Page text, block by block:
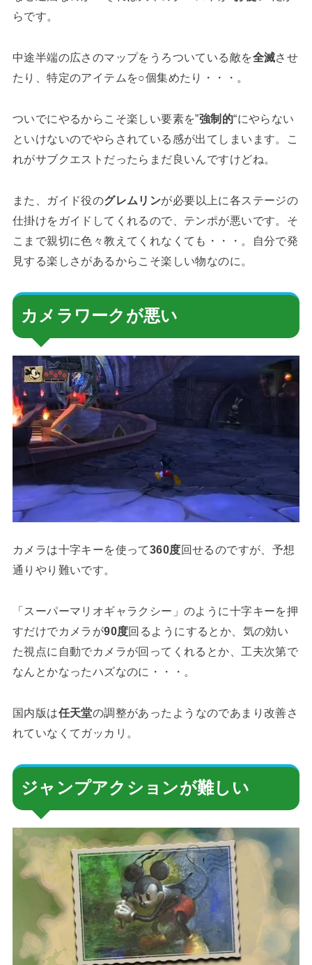
らです。
中途半端の広さのマップをうろついている敵を全滅させ
たり、特定のアイテムを○個集めたり・・・。
ついでにやるからこそ楽しい要素を”強制的“にやらない
といけないのでやらされている感が出てしまいます。こ
れがサブクエストだったらまだ良いんですけどね。
また、ガイド役のグレムリンが必要以上に各ステージの
仕掛けをガイドしてくれるので、テンポが悪いです。そ
こまで親切に色々教えてくれなくても・・・。自分で発
見する楽しさがあるからこそ楽しい物なのに。
カメラワークが悪い
カメラは十字キーを使って360度回せるのですが、予想
通りやり難いです。
「スーパーマリオギャラクシー」のように十字キーを押
すだけでカメラが90度回るようにするとか、気の効い
た視点に自動でカメラが回ってくれるとか、工夫次第で
なんとかなったハズなのに・・・。
国内版は任天堂の調整があったようなのであまり改善さ
れていなくてガッカリ。
ジャンプアクションが難しい